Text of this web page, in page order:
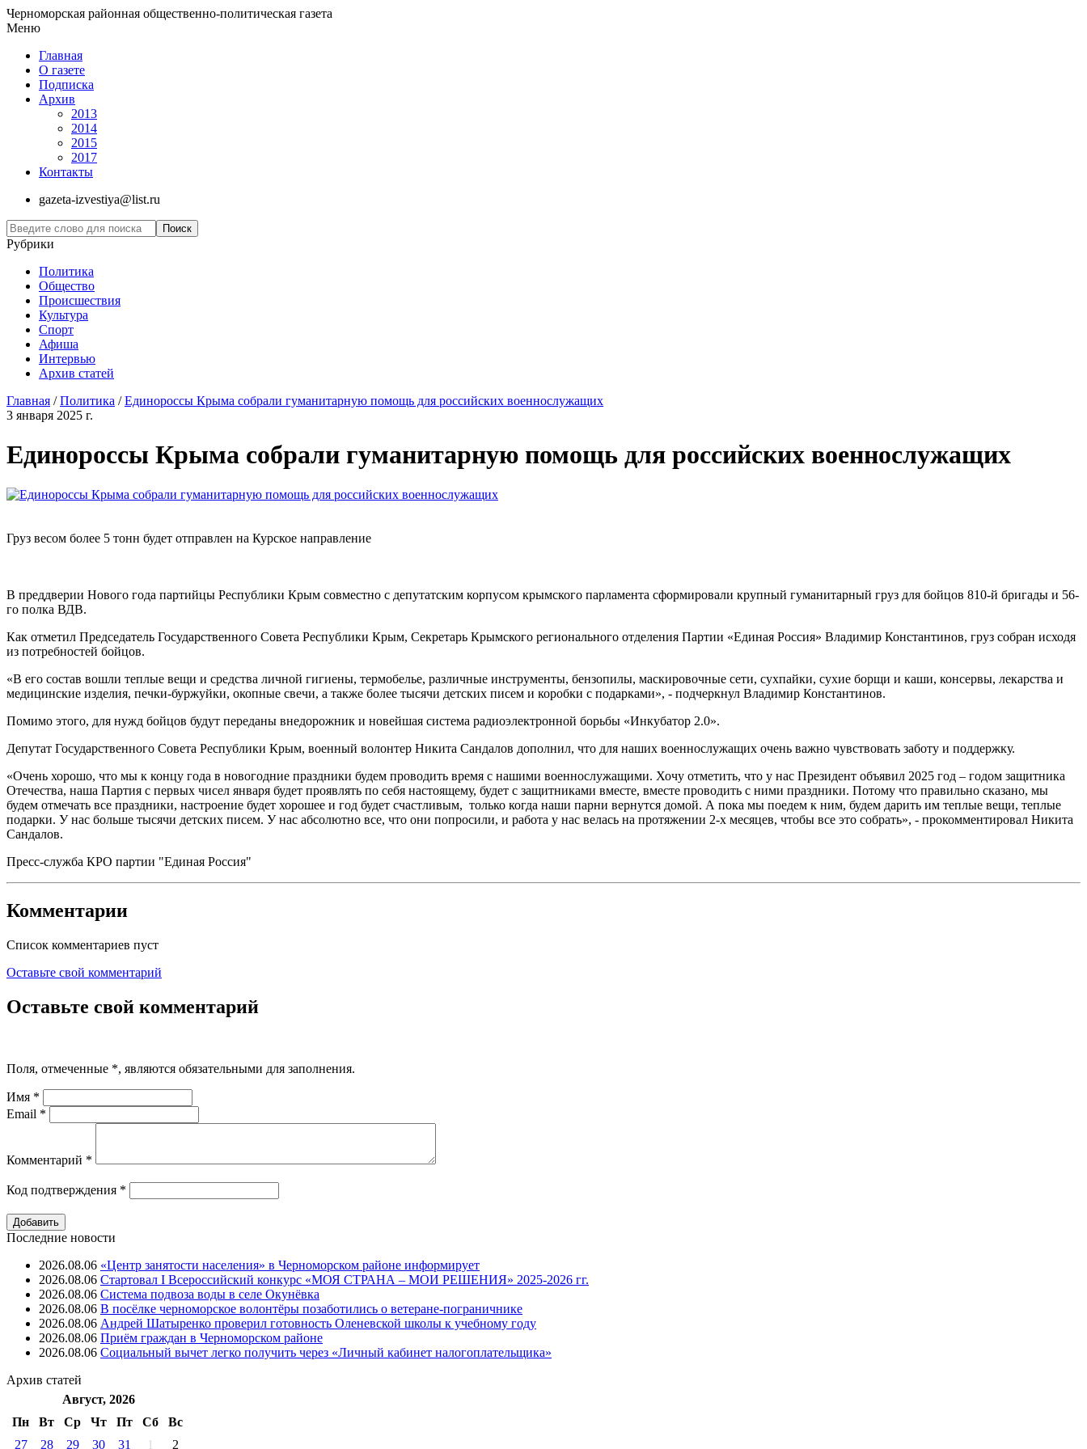
Черноморская районная общественно-политическая газета
Меню
Главная
О газете
Подписка
Архив
2013
2014
2015
2017
Контакты
gazeta-izvestiya@list.ru
Рубрики
Политика
Общество
Проиcшествия
Культура
Спорт
Афиша
Интервью
Архив статей
Главная /Политика /Единороссы Крыма собрали гуманитарную помощь для российских военнослужащих
3 января 2025 г.
Единороссы Крыма собрали гуманитарную помощь для российских военнослужащих
Груз весом более 5 тонн будет отправлен на Курское направление
В преддверии Нового года партийцы Республики Крым совместно с депутатским корпусом крымского парламента сформировали крупный гуманитарный груз для бойцов 810-й бригады и 56-
го полка ВДВ.
Как отметил Председатель Государственного Совета Республики Крым, Секретарь Крымского регионального отделения Партии «Единая Россия» Владимир Константинов, груз собран исходя
из потребностей бойцов.
«В его состав вошли теплые вещи и средства личной гигиены, термобелье, различные инструменты, бензопилы, маскировочные сети, сухпайки, сухие борщи и каши, консервы, лекарства и
медицинские изделия, печки-буржуйки, окопные свечи, а также более тысячи детских писем и коробки с подарками», - подчеркнул Владимир Константинов.
Помимо этого, для нужд бойцов будут переданы внедорожник и новейшая система радиоэлектронной борьбы «Инкубатор 2.0».
Депутат Государственного Совета Республики Крым, военный волонтер Никита Сандалов дополнил, что для наших военнослужащих очень важно чувствовать заботу и поддержку.
«Очень хорошо, что мы к концу года в новогодние праздники будем проводить время с нашими военнослужащими. Хочу отметить, что у нас Президент объявил 2025 год – годом защитника
Отечества, наша Партия с первых чисел января будет проявлять по себя настоящему, будет с защитниками вместе, вместе проводить с ними праздники. Потому что правильно сказано, мы
будем отмечать все праздники, настроение будет хорошее и год будет счастливым, только когда наши парни вернутся домой. А пока мы поедем к ним, будем дарить им теплые вещи, теплые
подарки. У нас больше тысячи детских писем. У нас абсолютно все, что они попросили, и работа у нас велась на протяжении 2-х месяцев, чтобы все это собрать», - прокомментировал Никита
Сандалов.
Пресс-служба КРО партии "Единая Россия"
Комментарии
Список комментариев пуст
Оставьте свой комментарий
Оставьте свой комментарий
Поля, отмеченные *, являются обязательными для заполнения.
Имя *
Email *
Комментарий *
Код подтверждения *
Последние новости
2026.08.06 «Центр занятости населения» в Черноморском районе информирует
2026.08.06 Стартовал I Всероссийский конкурс «МОЯ СТРАНА – МОИ РЕШЕНИЯ» 2025-2026 гг.
2026.08.06 Система подвоза воды в селе Окунёвка
2026.08.06 В посёлке черноморское волонтёры позаботились о ветеране-пограничнике
2026.08.06 Андрей Шатыренко проверил готовность Оленевской школы к учебному году
2026.08.06 Приём граждан в Черноморском районе
2026.08.06 Социальный вычет легко получить через «Личный кабинет налогоплательщика»
Архив статей
Август, 2026
Пн
Вт Ср Чт Пт Cб
Вс
27
28 29 30 31 1
2